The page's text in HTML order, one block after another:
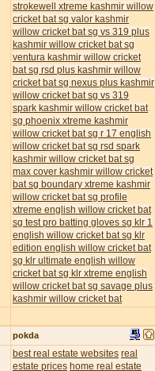
strokewell xtreme kashmir willow
cricket batsg valor kashmir
willow cricket batsg vs 319 plus
kashmir willow cricket batsg
ventura kashmir willow cricket
batsg rsd plus kashmir willow
cricket batsg nexus plus kashmir
willow cricket batsg vs 319
spark kashmir willow cricket bat
sg phoenix xtreme kashmir
willow cricket batsg r 17 english
willow cricket batsg rsd spark
kashmir willow cricket batsg
max cover kashmir willow cricket
batsg boundary xtreme kashmir
willow cricket batsg profile
xtreme english willow cricket bat
sg test pro batting gloves sg klr 1
english willow cricket batsg klr
edition english willow cricket bat
sg klr ultimate english willow
cricket batsg klr xtreme english
willow cricket batsg savage plus
kashmir willow cricket bat
pokda
best real estate websites real
estate prices home real estate